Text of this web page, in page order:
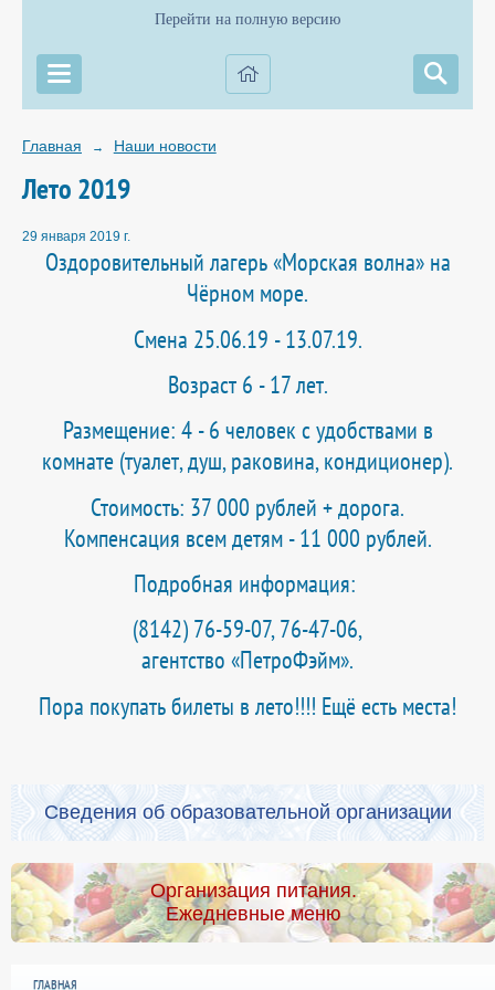
Перейти на полную версию
Главная → Наши новости
Лето 2019
29 января 2019 г.
Оздоровительный лагерь «Морская волна» на
Чёрном море.
Смена 25.06.19 - 13.07.19.
Возраст 6 - 17 лет.
Размещение: 4 - 6 человек с удобствами в
комнате (туалет, душ, раковина, кондиционер).
Стоимость: 37 000 рублей + дорога.
Компенсация всем детям - 11 000 рублей.
Подробная информация:
(8142) 76-59-07, 76-47-06,
агентство «ПетроФэйм».
Пора покупать билеты в лето!!!! Ещё есть места!
Сведения об образовательной организации
Организация питания.
Ежедневные меню
ГЛАВНАЯ